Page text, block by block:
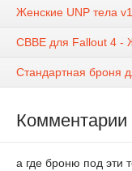
Женские UNP тела
CBBE для Fallout 4 -
Стандартная броня
Комментарии
а где броню под эти